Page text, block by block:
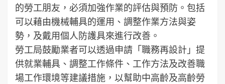
的勞工朋友，必須加強作業的評估與預防。包括
可以藉由機械輔具的運用、調整作業方法與姿
勢，及戴用個人防護具來進行改善。
勞工局鼓勵業者可以透過申請「職務再設計」提
供就業輔具、調整工作條件、工作方法及改善職
場工作環境等建議措施，以幫助中高齡及高齡勞